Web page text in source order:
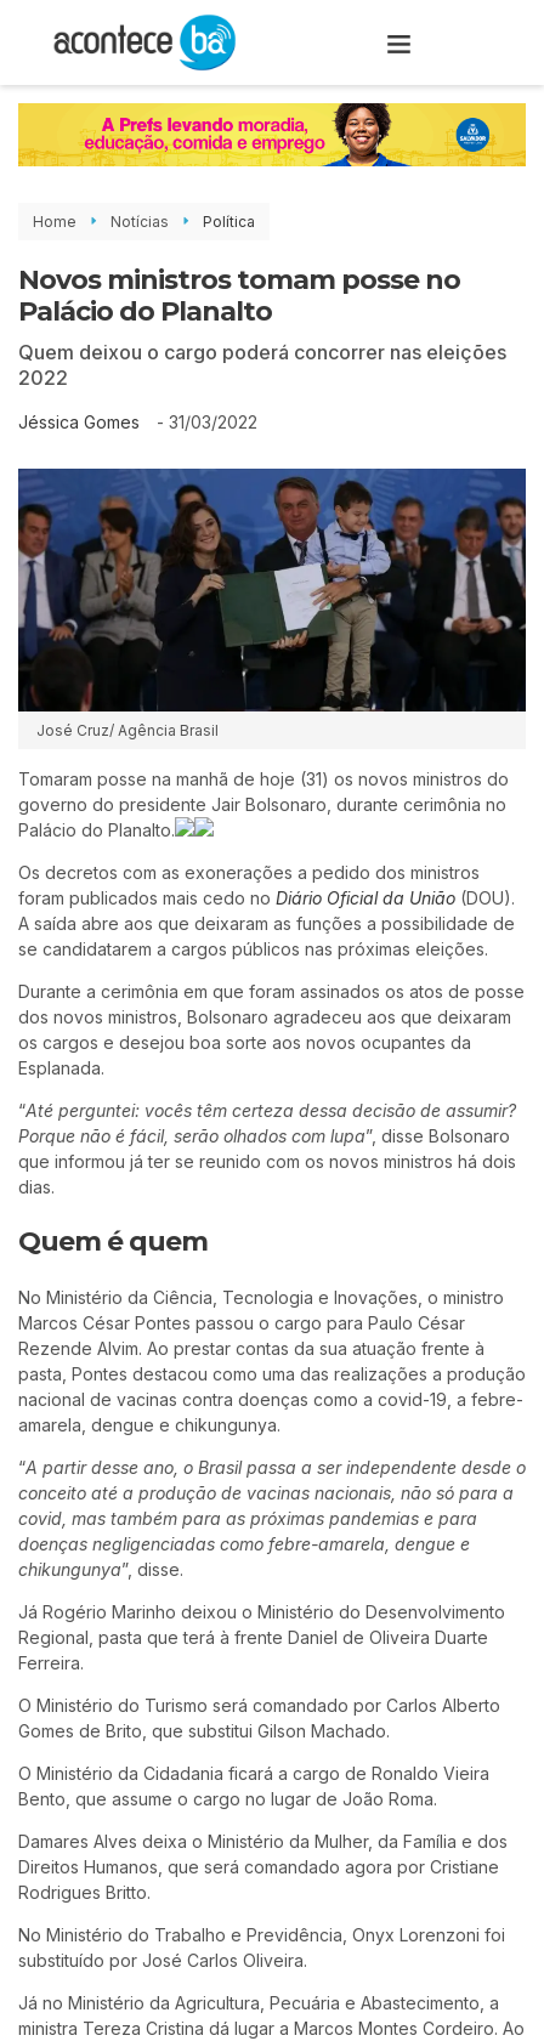
Home Notícias Política
Novos ministros tomam posse no
Palácio do Planalto
Quem deixou o cargo poderá concorrer nas eleições
2022
Jéssica Gomes - 31/03/2022
José Cruz/ Agência Brasil
Tomaram posse na manhã de hoje (31) os novos ministros do
governo do presidente Jair Bolsonaro, durante cerimônia no
Palácio do Planalto.
Os decretos com as exonerações a pedido dos ministros
foram publicados mais cedo no Diário Oficial da União (DOU).
A saída abre aos que deixaram as funções a possibilidade de
se candidatarem a cargos públicos nas próximas eleições.
Durante a cerimônia em que foram assinados os atos de posse
dos novos ministros, Bolsonaro agradeceu aos que deixaram
os cargos e desejou boa sorte aos novos ocupantes da
Esplanada.
“Até perguntei: vocês têm certeza dessa decisão de assumir?
Porque não é fácil, serão olhados com lupa”, disse Bolsonaro
que informou já ter se reunido com os novos ministros há dois
dias.
Quem é quem
No Ministério da Ciência, Tecnologia e Inovações, o ministro
Marcos César Pontes passou o cargo para Paulo César
Rezende Alvim. Ao prestar contas da sua atuação frente à
pasta, Pontes destacou como uma das realizações a produção
nacional de vacinas contra doenças como a covid-19, a febre-
amarela, dengue e chikungunya.
“A partir desse ano, o Brasil passa a ser independente desde o
conceito até a produção de vacinas nacionais, não só para a
covid, mas também para as próximas pandemias e para
doenças negligenciadas como febre-amarela, dengue e
chikungunya”, disse.
Já Rogério Marinho deixou o Ministério do Desenvolvimento
Regional, pasta que terá à frente Daniel de Oliveira Duarte
Ferreira.
O Ministério do Turismo será comandado por Carlos Alberto
Gomes de Brito, que substitui Gilson Machado.
O Ministério da Cidadania ficará a cargo de Ronaldo Vieira
Bento, que assume o cargo no lugar de João Roma.
Damares Alves deixa o Ministério da Mulher, da Família e dos
Direitos Humanos, que será comandado agora por Cristiane
Rodrigues Britto.
No Ministério do Trabalho e Previdência, Onyx Lorenzoni foi
substituído por José Carlos Oliveira.
Já no Ministério da Agricultura, Pecuária e Abastecimento, a
ministra Tereza Cristina dá lugar a Marcos Montes Cordeiro. Ao